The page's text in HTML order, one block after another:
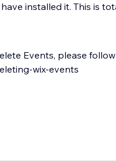
installed it. This is
Events, please
wix-events